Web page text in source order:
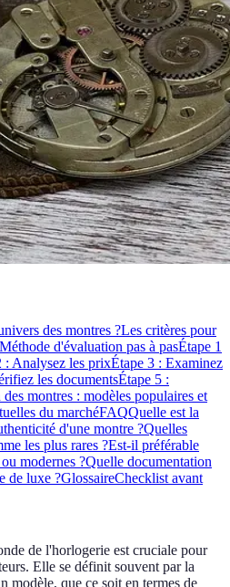
des montres ?Les critères pour
Méthode d'évaluation pas à pasÉtape 1
: Analysez les prixÉtape 3 : Examinez
les documentsÉtape 5 :
montres : modèles populaires et
du marchéFAQQuelle est la
d'une montre ?Quelles
les plus rares ?Est-il préférable
modernes ?Quelle documentation
de luxe ?GlossaireChecklist avant
de l'horlogerie est cruciale pour
Elle se définit souvent par la
modèle, que ce soit en termes de